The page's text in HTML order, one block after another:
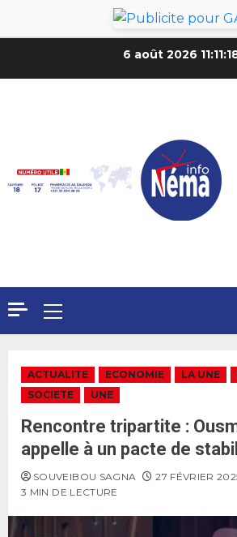
6 août 2026
ACTUALITE ECONOMIE LA UNE
SOCIETE
UNE
Rencontre tripartite :
appelle à un pacte de
SOUVEIBOU SAGNA
27 FÉVRIER
3 MIN DE LECTURE